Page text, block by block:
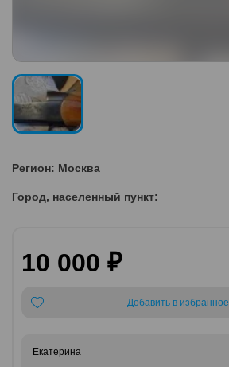
Регион: Москва
Город, населенный пункт:
10 000 ₽
Добавить в избранное
Екатерина